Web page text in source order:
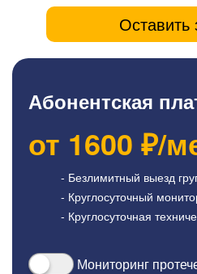
Оставить
Абонентская
от 1600 ₽/
- Безлимитный выезд
- Круглосуточный
- Круглосуточная
Мониторинг